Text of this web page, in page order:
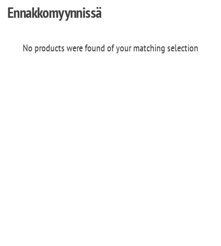
Ennakkomyynnissä
No products were found of your matching selection